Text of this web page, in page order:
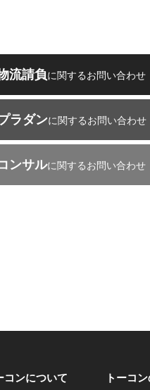
流請負に関するお問い合わせ
ラダンに関するお問い合わせ
ンサルに関するお問い合わせ
コンについて トーコ